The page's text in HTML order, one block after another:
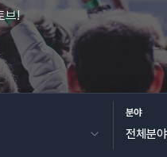
브!
분야